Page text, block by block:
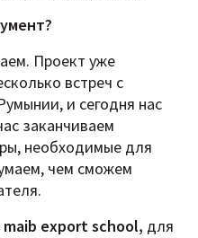
Проект уже
встреч с
и сегодня нас
заканчиваем
необходимые для
чем сможем
maib export school, для